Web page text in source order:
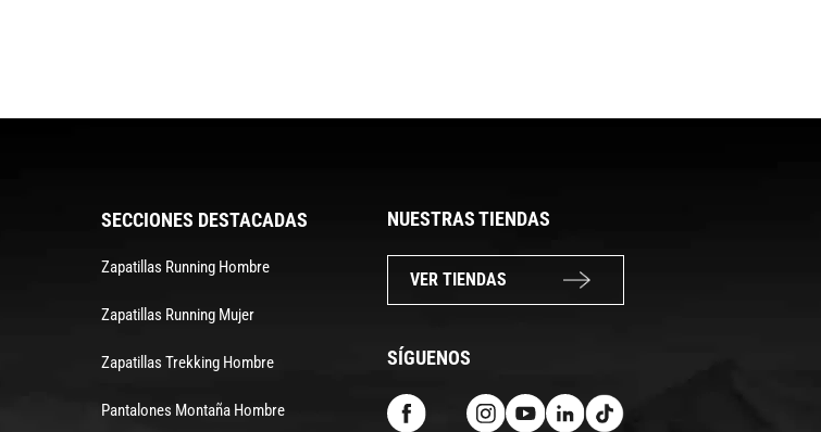
SECCIONES DESTACADAS
Zapatillas Running Hombre
Zapatillas Running Mujer
Zapatillas Trekking Hombre
Pantalones Montaña Hombre
NUESTRAS TIENDAS
VER TIENDAS
SÍGUENOS